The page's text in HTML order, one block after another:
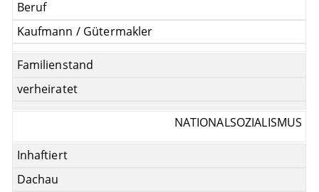
Beruf
Kaufmann / Gütermakler
Familienstand
verheiratet
NATIONALSOZIALISMUS
Inhaftiert
Dachau